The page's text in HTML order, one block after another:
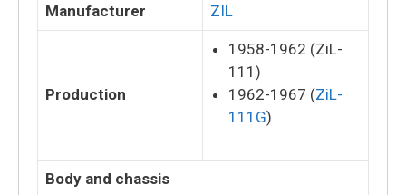
Manufacturer ZIL
Production
1958-1962 (ZiL-
111)
1962-1967 (ZiL-
111G)
Body and chassis